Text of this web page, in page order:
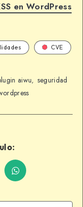
en WordPress
CVE
aiwu, seguridad
Share